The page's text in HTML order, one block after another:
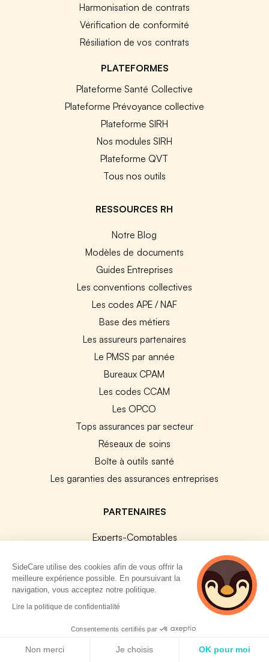
Harmonisation de contrats
Vérification de conformité
Résiliation de vos contrats
PLATEFORMES
Plateforme Santé Collective
Plateforme Prévoyance collective
Plateforme SIRH
Nos modules SIRH
Plateforme QVT
Tous nos outils
RESSOURCES RH
Notre Blog
Modèles de documents
Guides Entreprises
Les conventions collectives
Les codes APE / NAF
Base des métiers
Les assureurs partenaires
Le PMSS par année
Bureaux CPAM
Les codes CCAM
Les OPCO
Tops assurances par secteur
Réseaux de soins
Boîte à outils santé
Les garanties des assurances entreprises
PARTENAIRES
Experts-Comptables
Payfit & SideCare
Lucca & SideCare
Nibelis & SideCare
Livi & SideCare
SideCare utilise des cookies afin de vous offrir la
meilleure expérience possible. En poursuivant la
navigation, vous acceptez notre politique.
Lire la politique de confidentialité
Consentements certifiés par
Non merci Je choisis OK pour moi
3 personnes
consultent
actuellement cette